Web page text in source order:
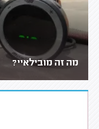
מה זה מובילאיי?